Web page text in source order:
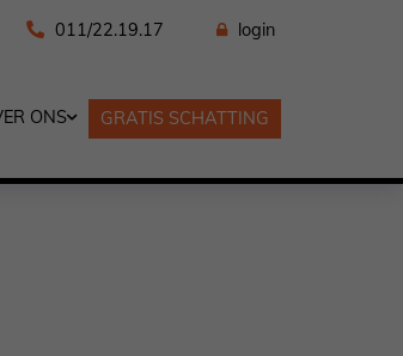
011/22.19.17 login
ONS GRATIS SCHATTING